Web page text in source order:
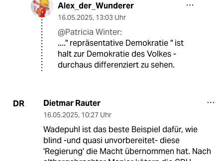
Alex_der_Wunderer
16.05.2025, 13:03 Uhr
@Patricia Winter:
...." repräsentative Demokratie " ist
halt zur Demokratie des Volkes -
durchaus differenziert zu sehen.
DR Dietmar Rauter
16.05.2025, 10:27 Uhr
Wadepuhl ist das beste Beispiel dafür, wie
blind -und quasi unvorbereitet- diese
'Regierung' die Macht übernommen hat. Nach